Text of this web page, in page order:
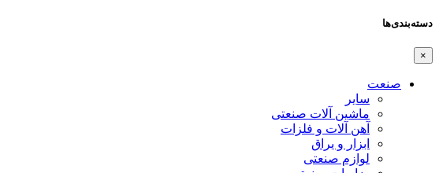
دسته‌بندی‌ها
×
صنعت
سایر
ماشین آلات صنعتی
آهن آلات و فلزات
ابزار و یراق
لوازم صنعتی